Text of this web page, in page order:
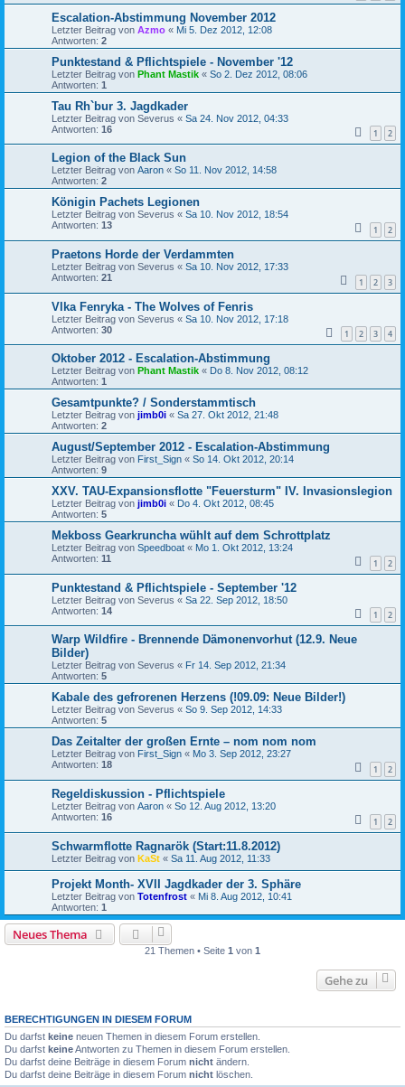
Escalation-Abstimmung November 2012
Letzter Beitrag von Azmo « Mi 5. Dez 2012, 12:08
Antworten: 2
Punktestand & Pflichtspiele - November '12
Letzter Beitrag von Phant Mastik « So 2. Dez 2012, 08:06
Antworten: 1
Tau Rh`bur 3. Jagdkader
Letzter Beitrag von Severus « Sa 24. Nov 2012, 04:33
Antworten: 16 1 2
Legion of the Black Sun
Letzter Beitrag von Aaron « So 11. Nov 2012, 14:58
Antworten: 2
Königin Pachets Legionen
Letzter Beitrag von Severus « Sa 10. Nov 2012, 18:54
Antworten: 13 1 2
Praetons Horde der Verdammten
Letzter Beitrag von Severus « Sa 10. Nov 2012, 17:33
Antworten: 21 1 2 3
Vlka Fenryka - The Wolves of Fenris
Letzter Beitrag von Severus « Sa 10. Nov 2012, 17:18
Antworten: 30 1 2 3 4
Oktober 2012 - Escalation-Abstimmung
Letzter Beitrag von Phant Mastik « Do 8. Nov 2012, 08:12
Antworten: 1
Gesamtpunkte? / Sonderstammtisch
Letzter Beitrag von jimb0i « Sa 27. Okt 2012, 21:48
Antworten: 2
August/September 2012 - Escalation-Abstimmung
Letzter Beitrag von First_Sign « So 14. Okt 2012, 20:14
Antworten: 9
XXV. TAU-Expansionsflotte "Feuersturm" IV. Invasionslegion
Letzter Beitrag von jimb0i « Do 4. Okt 2012, 08:45
Antworten: 5
Mekboss Gearkruncha wühlt auf dem Schrottplatz
Letzter Beitrag von Speedboat « Mo 1. Okt 2012, 13:24
Antworten: 11 1 2
Punktestand & Pflichtspiele - September '12
Letzter Beitrag von Severus « Sa 22. Sep 2012, 18:50
Antworten: 14 1 2
Warp Wildfire - Brennende Dämonenvorhut (12.9. Neue
Bilder)
Letzter Beitrag von Severus « Fr 14. Sep 2012, 21:34
Antworten: 5
Kabale des gefrorenen Herzens (!09.09: Neue Bilder!)
Letzter Beitrag von Severus « So 9. Sep 2012, 14:33
Antworten: 5
Das Zeitalter der großen Ernte – nom nom nom
Letzter Beitrag von First_Sign « Mo 3. Sep 2012, 23:27
Antworten: 18 1 2
Regeldiskussion - Pflichtspiele
Letzter Beitrag von Aaron « So 12. Aug 2012, 13:20
Antworten: 16 1 2
Schwarmflotte Ragnarök (Start:11.8.2012)
Letzter Beitrag von KaSt « Sa 11. Aug 2012, 11:33
Projekt Month- XVII Jagdkader der 3. Sphäre
Letzter Beitrag von Totenfrost « Mi 8. Aug 2012, 10:41
Antworten: 1
Neues Thema
21 Themen • Seite 1 von 1
Gehe zu
BERECHTIGUNGEN IN DIESEM FORUM
Du darfst keine neuen Themen in diesem Forum erstellen.
Du darfst keineAntworten zu Themen in diesem Forum erstellen.
Du darfst deine Beiträge in diesem Forum nicht ändern.
Du darfst deine Beiträge in diesem Forum nicht löschen.